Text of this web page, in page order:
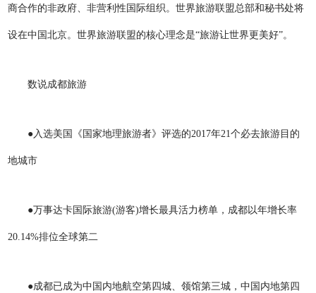
商合作的非政府、非营利性国际组织。世界旅游联盟总部和秘书处将
设在中国北京。世界旅游联盟的核心理念是“旅游让世界更美好”。
数说成都旅游
●入选美国《国家地理旅游者》评选的2017年21个必去旅游目的
地城市
●万事达卡国际旅游(游客)增长最具活力榜单，成都以年增长率
20.14%排位全球第二
●成都已成为中国内地航空第四城、领馆第三城，中国内地第四